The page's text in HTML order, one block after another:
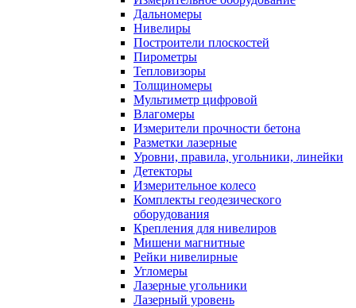
Дальномеры
Нивелиры
Построители плоскостей
Пирометры
Тепловизоры
Толщиномеры
Мультиметр цифровой
Влагомеры
Измерители прочности бетона
Разметки лазерные
Уровни, правила, угольники, линейки
Детекторы
Измерительное колесо
Комплекты геодезического
оборудования
Крепления для нивелиров
Мишени магнитные
Рейки нивелирные
Угломеры
Лазерные угольники
Лазерный уровень